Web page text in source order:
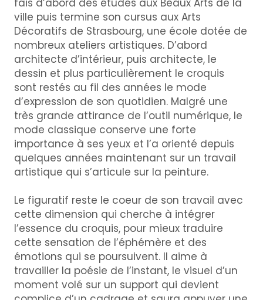
ville puis termine son cursus aux Arts
Décoratifs de Strasbourg, une école dotée de
nombreux ateliers artistiques. D’abord
architecte d’intérieur, puis architecte, le
dessin et plus particulièrement le croquis
sont restés au fil des années le mode
d’expression de son quotidien. Malgré une
très grande attirance de l’outil numérique, le
mode classique conserve une forte
importance à ses yeux et l’a orienté depuis
quelques années maintenant sur un travail
artistique qui s’articule sur la peinture.
Le figuratif reste le coeur de son travail avec
cette dimension qui cherche à intégrer
l’essence du croquis, pour mieux traduire
cette sensation de l’éphémère et des
émotions qui se poursuivent. Il aime à
travailler la poésie de l’instant, le visuel d’un
moment volé sur un support qui devient